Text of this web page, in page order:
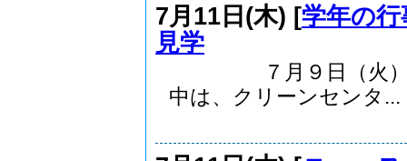
7月11日(木) [学年の行
見学
７月９日（火）に
中は、クリーンセンタ...